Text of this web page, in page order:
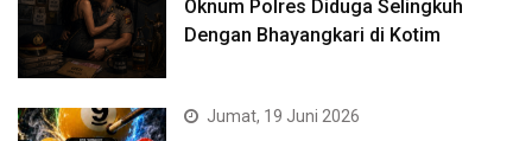
Oknum Polres Diduga Selingkuh
Dengan Bhayangkari di Kotim
Jumat, 19 Juni 2026